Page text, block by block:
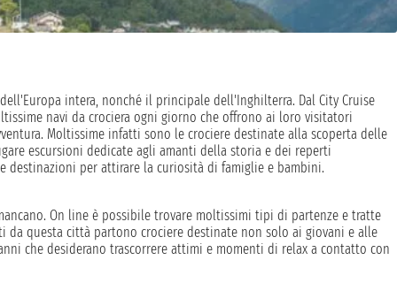
intera, nonché il principale dell'Inghilterra. Dal City Cruise
navi da crociera ogni giorno che offrono ai loro visitatori
Moltissime infatti sono le crociere destinate alla scoperta delle
escursioni dedicate agli amanti della storia e dei reperti
destinazioni per attirare la curiosità di famiglie e bambini.
On line è possibile trovare moltissimi tipi di partenze e tratte
da questa città partono crociere destinate non solo ai giovani e alle
che desiderano trascorrere attimi e momenti di relax a contatto con
variabilità in base alla tipologia di cabina scelta: si va da un prezzo